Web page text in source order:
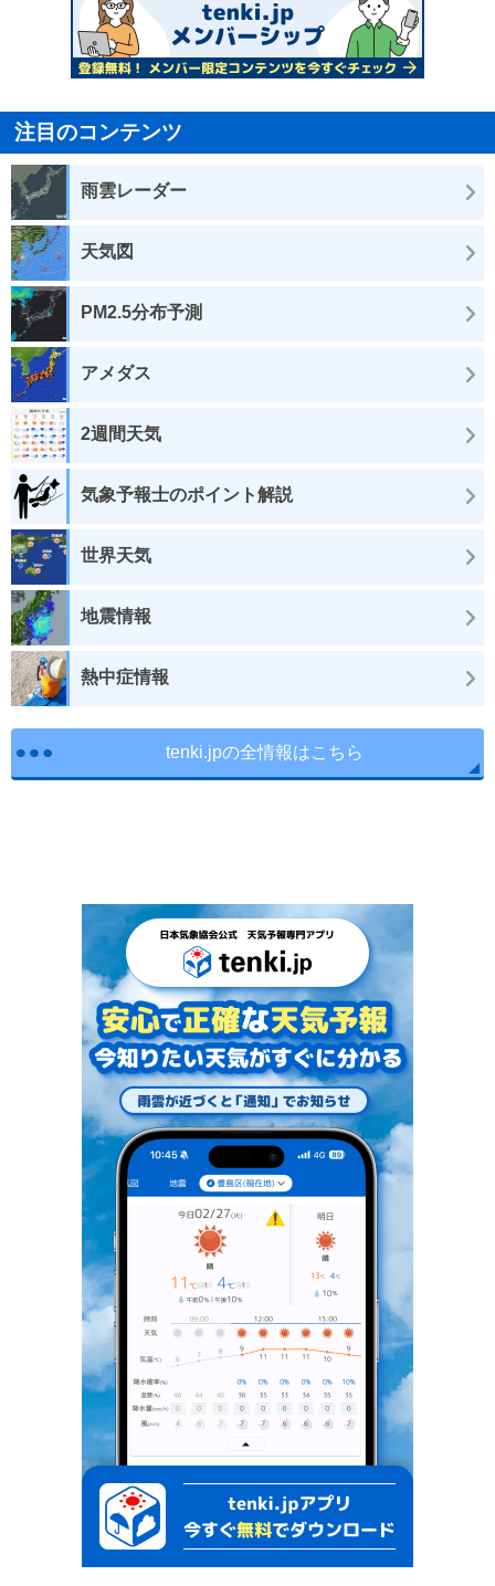
注目のコンテンツ
雨雲レーダー
天気図
PM2.5分布予測
アメダス
2週間天気
気象予報士のポイント解説
世界天気
地震情報
熱中症情報
tenki.jpの全情報はこちら